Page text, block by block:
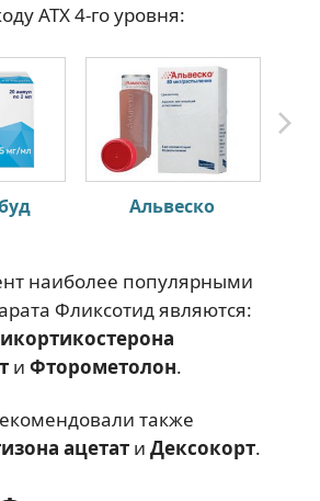
АТХ 4-го уровня:
Альвеско
наиболее популярными
Фликсотид являются:
и Фторометолон.
также
ацетат и Дексокорт.